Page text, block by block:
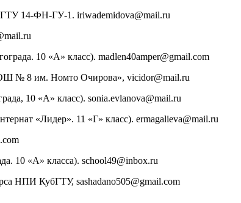
14-ФН-ГУ-1. iriwademidova@mail.ru
10 «А» класс). madlen40amper@gmail.com
№ 8 им. Номто Очирова», vicidor@mail.ru
10 «А» класс). sonia.evlanova@mail.ru
«Лидер». 11 «Г» класс). ermagalieva@mail.ru
10 «А» класса). school49@inbox.ru
НПИ КубГТУ, sashadano505@gmail.com